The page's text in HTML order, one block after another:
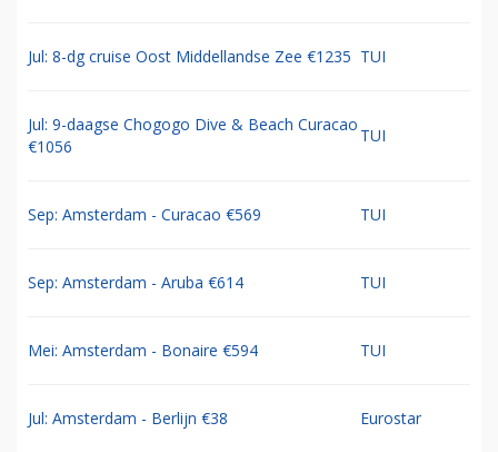
Jul: 8-dg cruise Oost Middellandse Zee €1235 TUI
Jul: 9-daagse Chogogo Dive & Beach Curacao
€1056
TUI
Sep: Amsterdam - Curacao €569 TUI
Sep: Amsterdam - Aruba €614 TUI
Mei: Amsterdam - Bonaire €594 TUI
Jul: Amsterdam - Berlijn €38 Eurostar